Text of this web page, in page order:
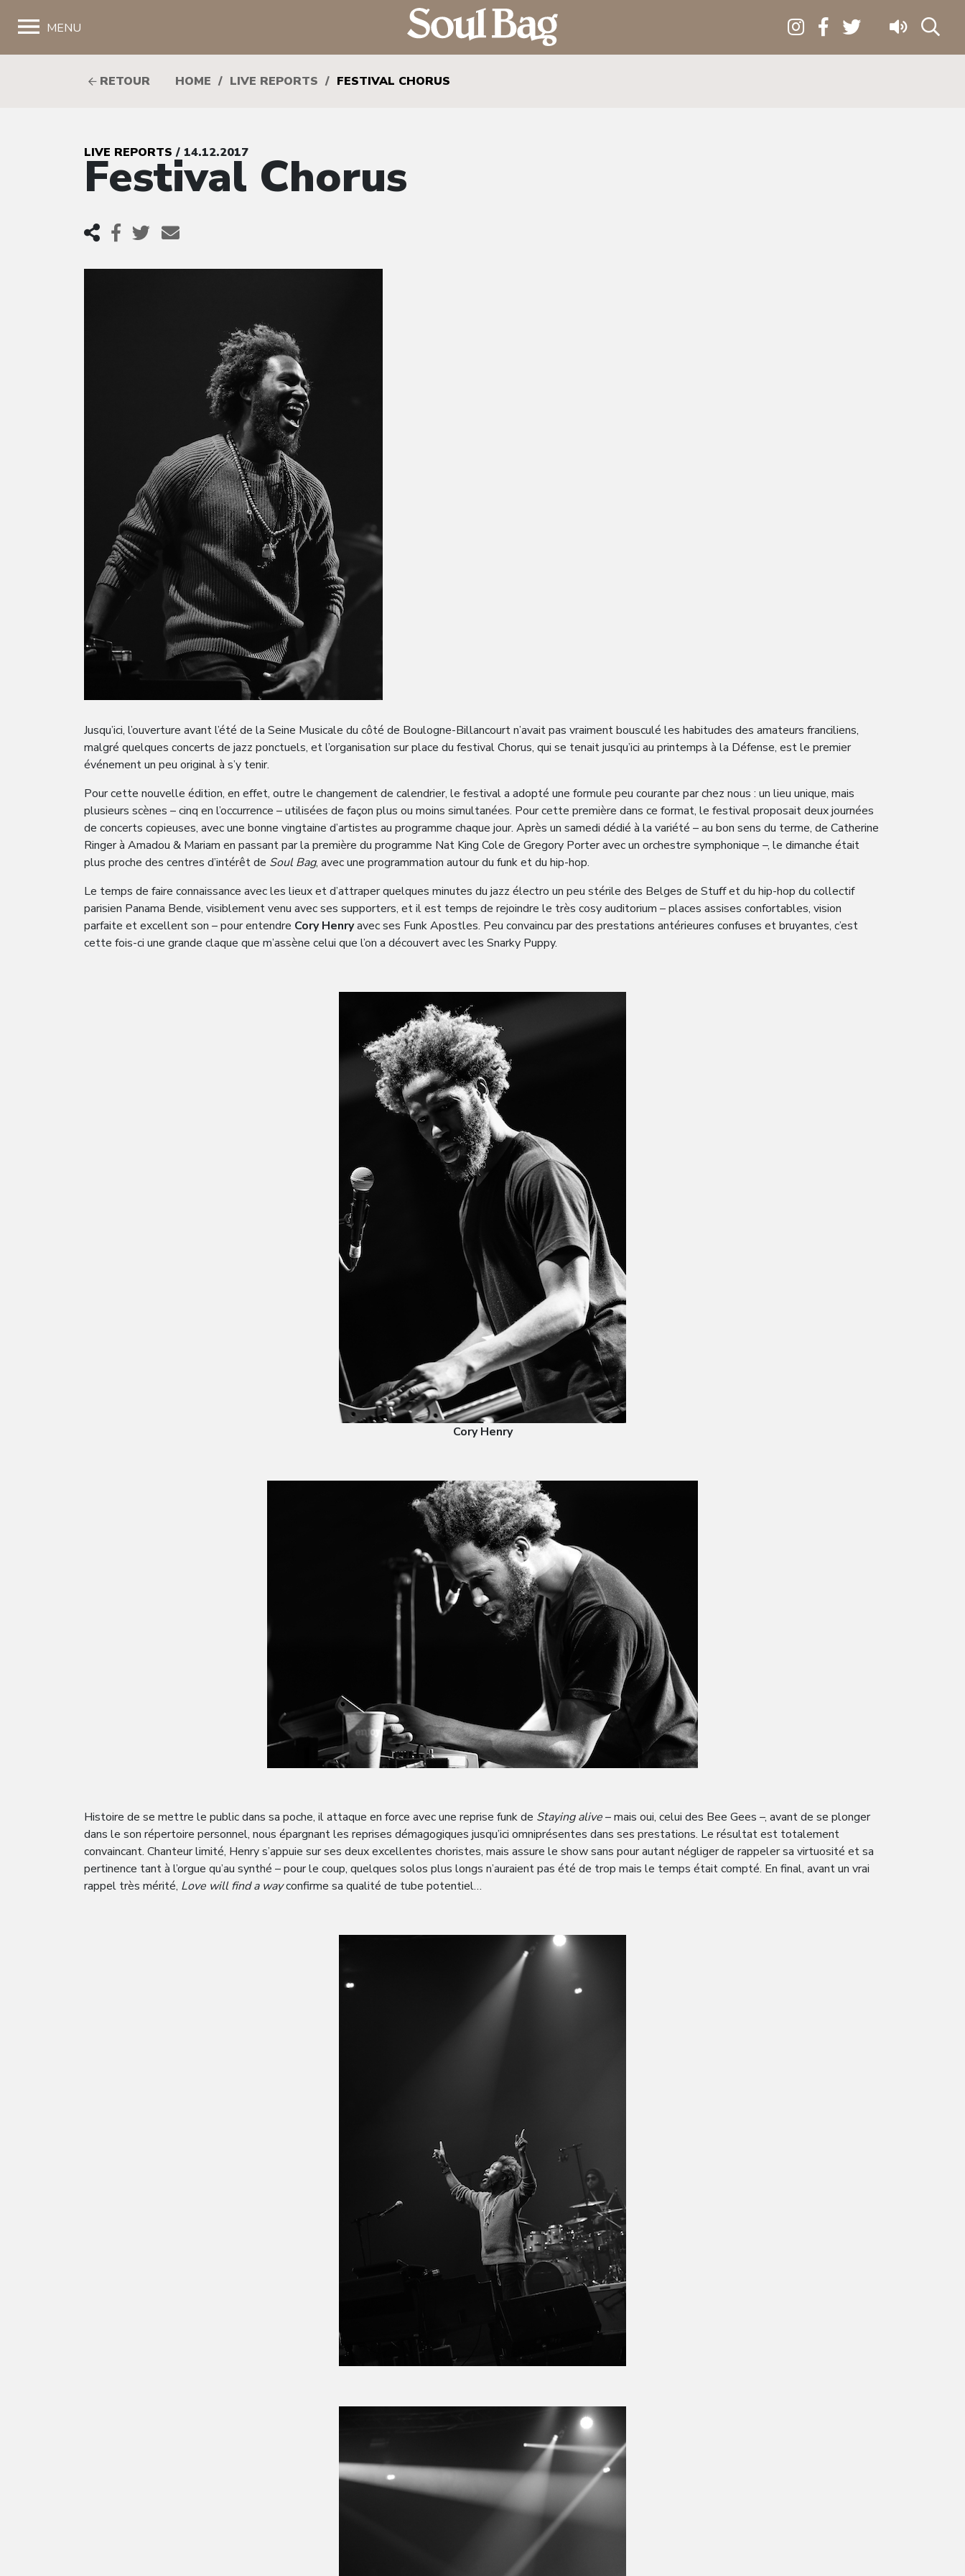
MENU
RETOUR HOME / LIVE REPORTS / FESTIVAL CHORUS
LIVE REPORTS / 14.12.2017
Festival Chorus
Jusqu’ici, l’ouverture avant l’été de la Seine Musicale du côté de Boulogne-Billancourt n’avait pas vraiment bousculé les habitudes des amateurs franciliens,
malgré quelques concerts de jazz ponctuels, et l’organisation sur place du festival Chorus, qui se tenait jusqu’ici au printemps à la Défense, est le premier
événement un peu original à s’y tenir.
Pour cette nouvelle édition, en effet, outre le changement de calendrier, le festival a adopté une formule peu courante par chez nous : un lieu unique, mais
plusieurs scènes – cinq en l’occurrence – utilisées de façon plus ou moins simultanées. Pour cette première dans ce format, le festival proposait deux journées
de concerts copieuses, avec une bonne vingtaine d’artistes au programme chaque jour. Après un samedi dédié à la variété – au bon sens du terme, de Catherine
Ringer à Amadou & Mariam en passant par la première du programme Nat King Cole de Gregory Porter avec un orchestre symphonique –, le dimanche était
plus proche des centres d’intérêt de Soul Bag, avec une programmation autour du funk et du hip-hop.
Le temps de faire connaissance avec les lieux et d’attraper quelques minutes du jazz électro un peu stérile des Belges de Stuff et du hip-hop du collectif
parisien Panama Bende, visiblement venu avec ses supporters, et il est temps de rejoindre le très cosy auditorium – places assises confortables, vision
parfaite et excellent son – pour entendre Cory Henryavec ses Funk Apostles. Peu convaincu par des prestations antérieures confuses et bruyantes, c’est
cette fois-ci une grande claque que m’assène celui que l’on a découvert avec les Snarky Puppy.
Cory Henry
Histoire de se mettre le public dans sa poche, il attaque en force avec une reprise funk de Staying alive– mais oui, celui des Bee Gees –, avant de se plonger
dans le son répertoire personnel, nous épargnant les reprises démagogiques jusqu’ici omniprésentes dans ses prestations. Le résultat est totalement
convaincant. Chanteur limité, Henry s’appuie sur ses deux excellentes choristes, mais assure le show sans pour autant négliger de rappeler sa virtuosité et sa
pertinence tant à l’orgue qu’au synthé – pour le coup, quelques solos plus longs n’auraient pas été de trop mais le temps était compté. En final, avant un vrai
rappel très mérité, Love will find a wayconfirme sa qualité de tube potentiel…